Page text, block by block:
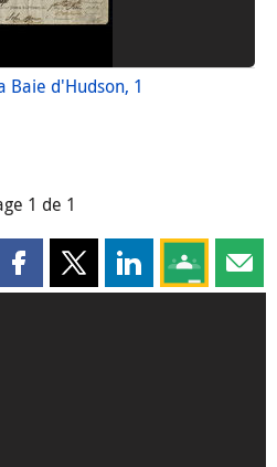
Baie d'Hudson, 1
1 de 1
Partager cette page sur
Partager cette page sur X
Partager cette
Partagez